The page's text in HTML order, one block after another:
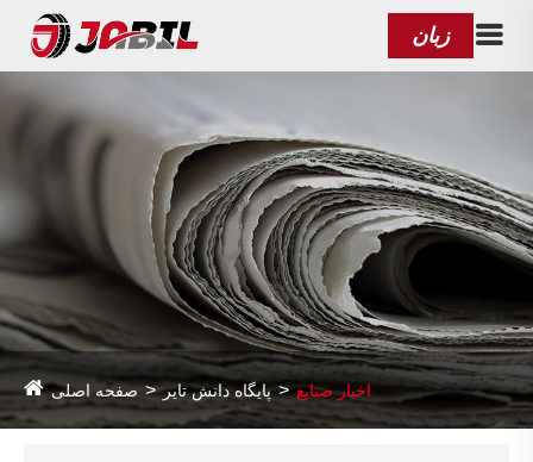
زبان
صفحه اصلی پایگاه دانش تایر اخبار صنایع